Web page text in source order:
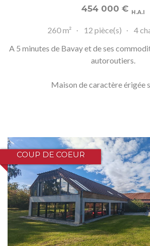
454 000 € H.A.I
260 m² 12 pièce(s)
4
A 5 minutes de Bavay et de ses
autoroutiers.
Maison de caractère érigée
COUP DE COEUR